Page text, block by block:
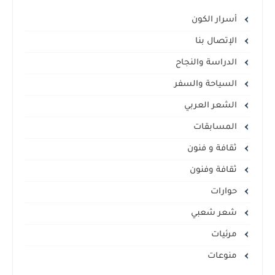
أسرار الكون
الإتصال بنا
الدراسة والنجاح
السياحة والسفر
الشعر العربي
المسابقات
ثقافة و فنون
ثقافة وفنون
حوارات
شعر شعبي
مرئيات
منوعات